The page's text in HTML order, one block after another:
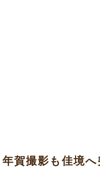
年賀撮影も佳境へ